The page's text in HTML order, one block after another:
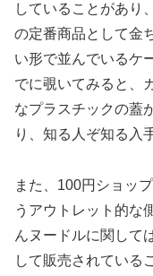
していることがあり
の定番商品として金
い形で並んでいるケ
でに覗いてみると、
なプラスチックの蓋
り、知る人ぞ知る入
また、100円ショッ
うアウトレット的な
んヌードルに関して
して販売されている